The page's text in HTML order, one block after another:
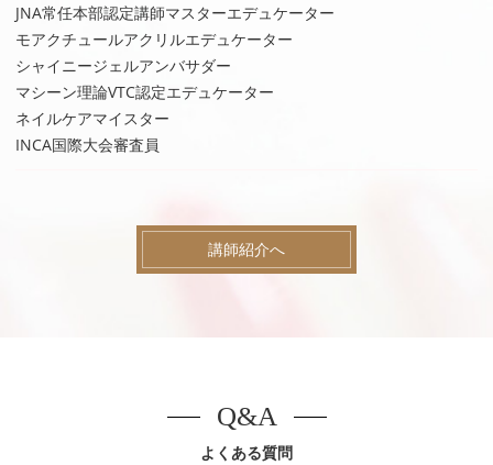
JNA常任本部認定講師マスターエデュケーター
モアクチュールアクリルエデュケーター
シャイニージェルアンバサダー
マシーン理論VTC認定エデュケーター
ネイルケアマイスター
INCA国際大会審査員
講師紹介へ
よくある質問
Q&A